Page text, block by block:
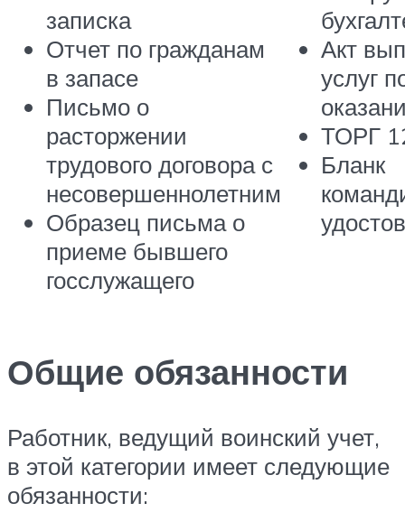
записка
Отчет по гражданам
в запасе
Письмо о
расторжении
трудового договора с
несовершеннолетним
Образец письма о
приеме бывшего
госслужащего
Акт
услуг
ТОРГ
Бланк
Общие обязанности
Работник, ведущий воинский учет,
в этой категории имеет следующие
обязанности: